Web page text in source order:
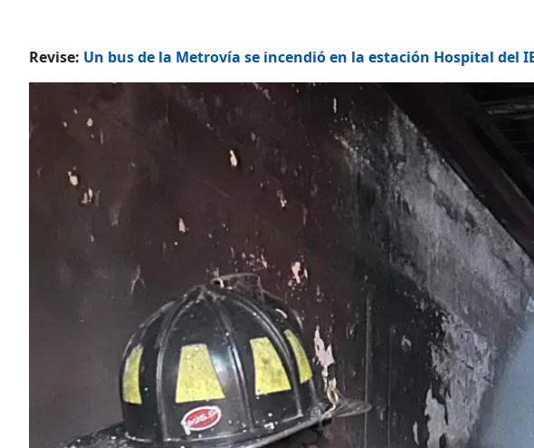
Revise: Un bus de la Metrovía se incendió en la estación Hospital del